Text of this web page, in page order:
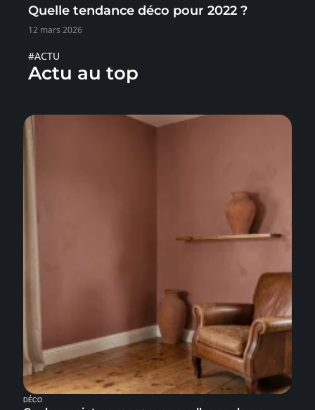
Quelle tendance déco pour 2022 ?
12 mars 2026
#ACTU
Actu au top
DÉCO